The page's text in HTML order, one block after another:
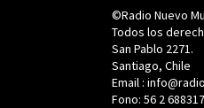
©Radio Nuevo
Todos los
San Pablo 2271.
Santiago, Chile
Email :
Fono: 56 2